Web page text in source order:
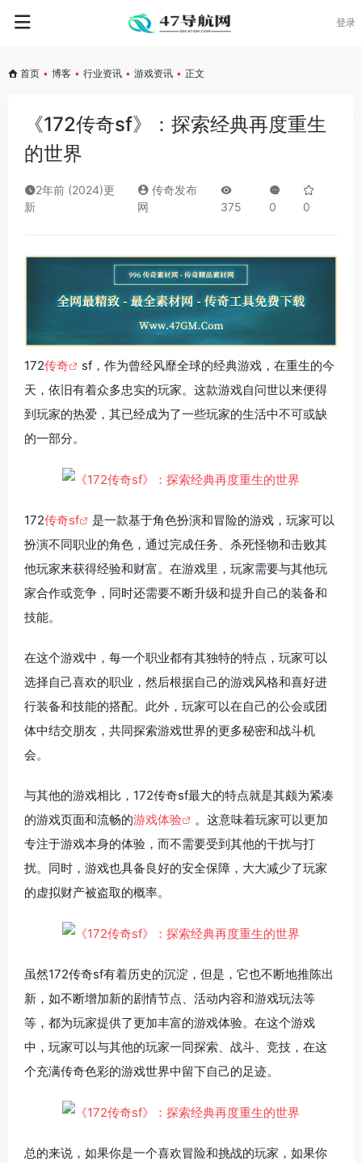
登录
首页 • 博客 • 行业资讯 • 游戏资讯 • 正文
《172传奇sf》：探索经典再度重生
的世界
2年前 (2024)更
新
传奇发布
网
375 0 0
172传奇
sf，作为曾经风靡全球的经典游戏，在重生的今
天，依旧有着众多忠实的玩家。这款游戏自问世以来便得
到玩家的热爱，其已经成为了一些玩家的生活中不可或缺
的一部分。
172传奇sf
是一款基于角色扮演和冒险的游戏，玩家可以
扮演不同职业的角色，通过完成任务、杀死怪物和击败其
他玩家来获得经验和财富。在游戏里，玩家需要与其他玩
家合作或竞争，同时还需要不断升级和提升自己的装备和
技能。
在这个游戏中，每一个职业都有其独特的特点，玩家可以
选择自己喜欢的职业，然后根据自己的游戏风格和喜好进
行装备和技能的搭配。此外，玩家可以在自己的公会或团
体中结交朋友，共同探索游戏世界的更多秘密和战斗机
会。
与其他的游戏相比，172传奇sf最大的特点就是其颇为紧凑
的游戏页面和流畅的游戏体验
。这意味着玩家可以更加
专注于游戏本身的体验，而不需要受到其他的干扰与打
扰。同时，游戏也具备良好的安全保障，大大减少了玩家
的虚拟财产被盗取的概率。
虽然172传奇sf有着历史的沉淀，但是，它也不断地推陈出
新，如不断增加新的剧情节点、活动内容和游戏玩法等
等，都为玩家提供了更加丰富的游戏体验。在这个游戏
中，玩家可以与其他的玩家一同探索、战斗、竞技，在这
个充满传奇色彩的游戏世界中留下自己的足迹。
总的来说，如果你是一个喜欢冒险和挑战的玩家，如果你